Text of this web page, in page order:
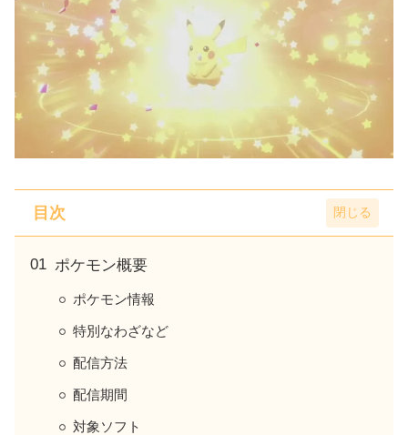
目次
ポケモン概要
ポケモン情報
特別なわざなど
配信方法
配信期間
対象ソフト